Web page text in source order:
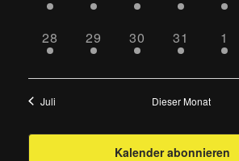
VERANSTALTUNG,
VERANSTALTUNG,
1
VERANSTALTUNG,
28
1
VERANSTALTUNG,
29
1
30
1
31
1
1
Juli Dieser Monat
Kalender abonnieren